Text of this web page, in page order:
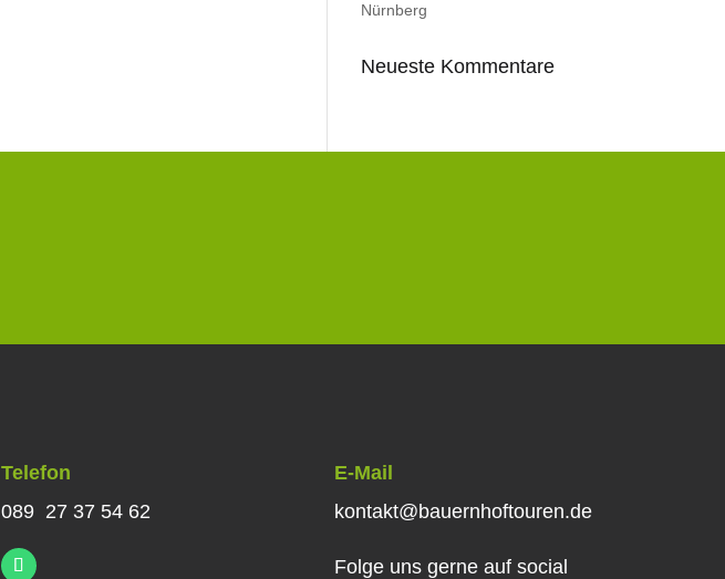
Nürnberg
Neueste Kommentare
Telefon
089 27 37 54 62
E-Mail
kontakt@bauernhoftouren.de
Folge uns gerne auf social